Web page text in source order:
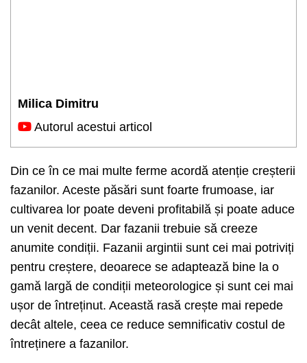
Milica Dimitru
Autorul acestui articol
Din ce în ce mai multe ferme acordă atenție creșterii
fazanilor. Aceste păsări sunt foarte frumoase, iar
cultivarea lor poate deveni profitabilă și poate aduce
un venit decent. Dar fazanii trebuie să creeze
anumite condiții. Fazanii argintii sunt cei mai potriviți
pentru creștere, deoarece se adaptează bine la o
gamă largă de condiții meteorologice și sunt cei mai
ușor de întreținut. Această rasă crește mai repede
decât altele, ceea ce reduce semnificativ costul de
întreținere a fazanilor.